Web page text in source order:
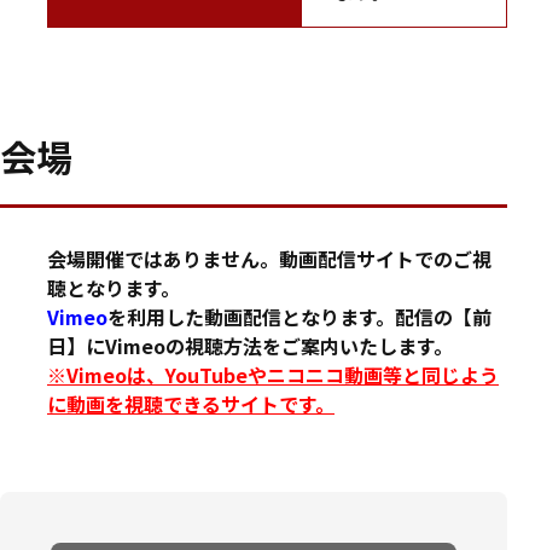
会場
会場開催ではありません。動画配信サイトでのご視
聴となります。
Vimeoを利用した動画配信となります。配信の【前
日】にVimeoの視聴方法をご案内いたします。
※Vimeoは、YouTubeやニコニコ動画等と同じよう
に動画を視聴できるサイトです。